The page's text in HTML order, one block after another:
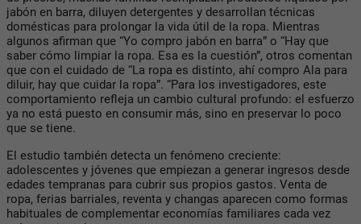
jabón en barra, diluyen detergentes y desarrollan técnicas
domésticas para prolongar la vida útil de la ropa. Mientras
algunos afirman que “Yo compro jabón en barra” o “Hay que
saber cómo limpiar la ropa. Esa es la cuestión”, otros comentan
que con el cuidado de “La ropa es distinto, ahí compro Ala para
diluir, hay que cuidar la ropa”. “Para los investigadores, este
comportamiento refleja un cambio cultural profundo: el esfuerzo
ya no está puesto en consumir más, sino en preservar lo poco
que se tiene.
El estudio también detecta un fenómeno creciente:
adolescentes y jóvenes que empiezan a generar ingresos desde
edades tempranas para cubrir sus propios gastos. Venta de
ropa, ferias barriales, reventa y changas aparecen como formas
habituales de complementar economías familiares cada vez